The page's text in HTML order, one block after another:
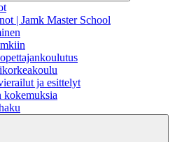
| Jamk Master School
ja esittelyt
kokemuksia